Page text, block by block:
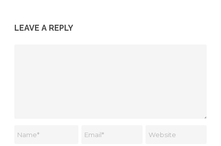
LEAVE A REPLY